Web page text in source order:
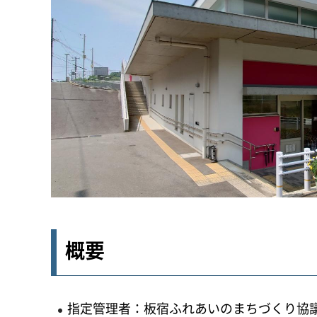
概要
指定管理者：板宿ふれあいのまちづくり協